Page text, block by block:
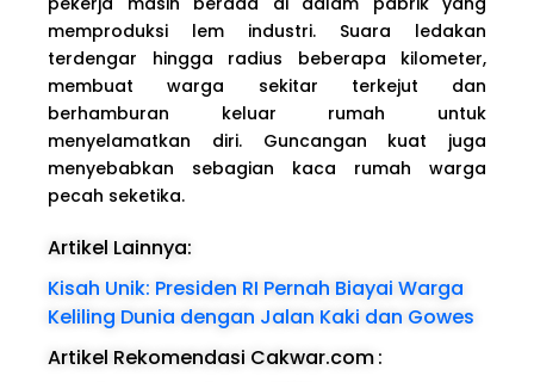
memproduksi lem industri. Suara ledakan
terdengar hingga radius beberapa kilometer,
membuat warga sekitar terkejut dan
berhamburan keluar rumah untuk
menyelamatkan diri. Guncangan kuat juga
menyebabkan sebagian kaca rumah warga
pecah seketika.
Artikel Lainnya:
Kisah Unik: Presiden RI Pernah Biayai Warga
Keliling Dunia dengan Jalan Kaki dan Gowes
Artikel Rekomendasi Cakwar.com: